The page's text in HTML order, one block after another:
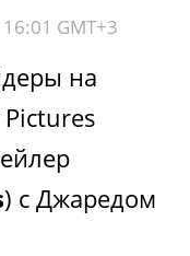
GMT+3
на
) с Джаредом